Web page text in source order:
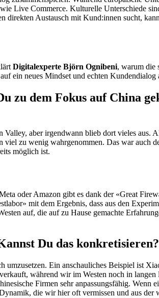
Live Commerce. Kulturelle Unterschiede
direkten Austausch mit Kund:innen sucht,
Digitalexperte Björn Ognibeni, warum die
ein neues Mindset und echten Kundendialog
zu dem Fokus auf China
aber irgendwann blieb dort vieles aus.
zu wenig wahrgenommen. Das war auch
möglich ist.
oder Amazon gibt es dank der «Great
mit dem Ergebnis, dass aus den
auf, die auf zu Hause gemachte
Du das konkretisieren?
umzusetzen. Ein anschauliches Beispiel ist
während wir im Westen noch in langen
Firmen sehr anpassungsfähig. Wenn
die wir hier oft vermissen und aus der